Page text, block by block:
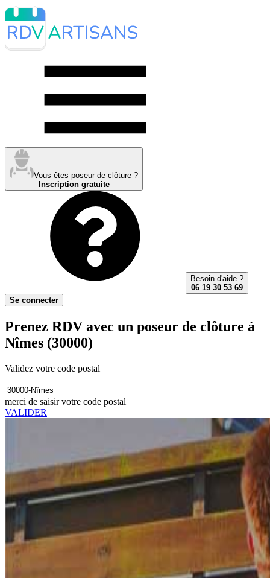
Vous êtes poseur de clôture ?
Inscription gratuite
Besoin d'aide ?
06 19 30 53 69
Se connecter
Prenez RDV avec un poseur de clôture à
Nîmes (30000)
Validez votre code postal
merci de saisir votre code postal
VALIDER